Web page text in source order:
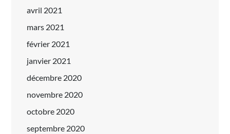
avril 2021
mars 2021
février 2021
janvier 2021
décembre 2020
novembre 2020
octobre 2020
septembre 2020